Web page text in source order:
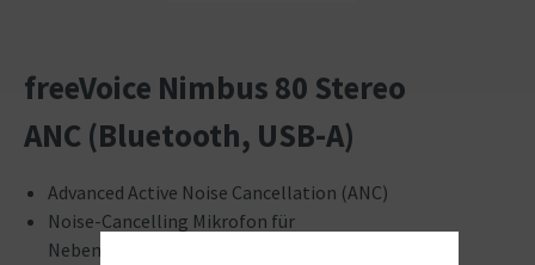
freeVoice Nimbus 80 Stereo
ANC (Bluetooth, USB-A)
Advanced Active Noise Cancellation (ANC)
Noise-Cancelling Mikrofon für
Nebengeräuschunterdrückung